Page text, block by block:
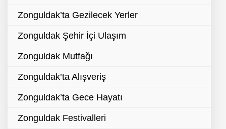
Zonguldak’ta Gezilecek Yerler
Zonguldak Şehir İçi Ulaşım
Zonguldak Mutfağı
Zonguldak’ta Alışveriş
Zonguldak’ta Gece Hayatı
Zonguldak Festivalleri